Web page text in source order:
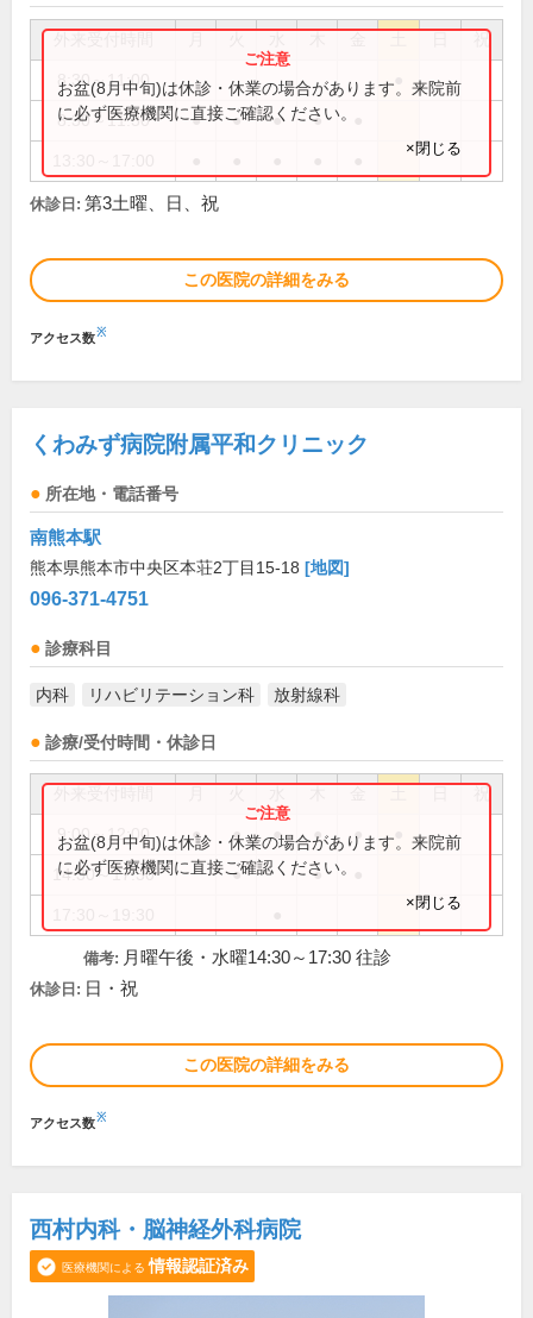
祝
8:30～11:00
8:30～11:30 ● ● ● ●
お盆(8月中旬)は休診・休業の場合があります。来院前
に必ず医療機関に直接ご確認ください。
×閉じる
休診日: 第3土曜、日、祝
この医院の詳細をみる
アクセス数※
くわみず病院附属平和クリニック
所在地・電話番号
南熊本駅
熊本県熊本市中央区本荘2丁目15-18 [地図]
096-371-4751
診療科目
内科 リハビリテーション科 放射線科
診療/受付時間・休診日
祝
9:00～12:00 ● ● ● ● ●
14:30～17:30 ● ●
お盆(8月中旬)は休診・休業の場合があります。来院前
に必ず医療機関に直接ご確認ください。
×閉じる
備考: 月曜午後・水曜14:30～17:30 往診
休診日: 日・祝
この医院の詳細をみる
アクセス数※
西村内科・脳神経外科病院
医療機関による 情報認証済み